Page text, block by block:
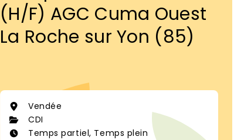
(H/F) AGC Cuma Ouest
La Roche sur Yon (85)
Vendée
CDI
Temps partiel, Temps plein